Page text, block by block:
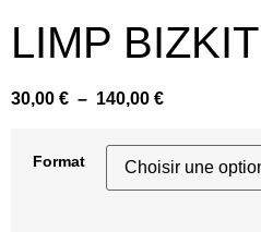
LIMP
30,00 € – 140,00 €
Format